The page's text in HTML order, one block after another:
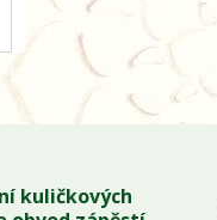
kuličkových